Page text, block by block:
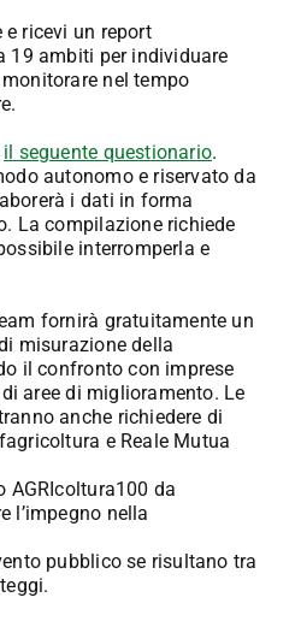
ricevi un report
19 ambiti per individuare
nel tempo
il seguente questionario.
autonomo e riservato da
i dati in forma
La compilazione richiede
interromperla e
fornirà gratuitamente un
misurazione della
il confronto con imprese
aree di miglioramento. Le
anche richiedere di
e Reale Mutua
AGRIcoltura100 da
l’impegno nella
pubblico se risultano tra